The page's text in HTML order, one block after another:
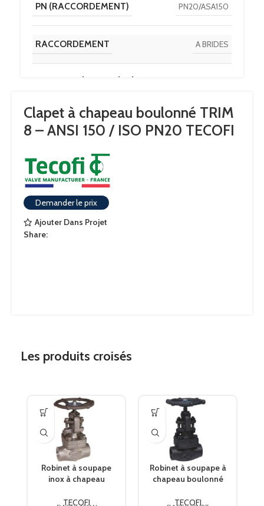
PN (RACCORDEMENT) PN20/ASA150
RACCORDEMENT A BRIDES
Clapet à chapeau boulonné TRIM
8 – ANSI 150 / ISO PN20 TECOFI
Demander le prix
Ajouter Dans Projet
Share:
Les produits croisés
Robinet à soupape
inox à chapeau
800 Lbs – SW TECOFI
TECOFI
Robinet à soupape à
chapeau boulonné
NPT TECOFI
TECOFI